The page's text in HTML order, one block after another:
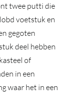
twee putti die
voetstuk en
gegoten
deel hebben
of
in een
waar het in een